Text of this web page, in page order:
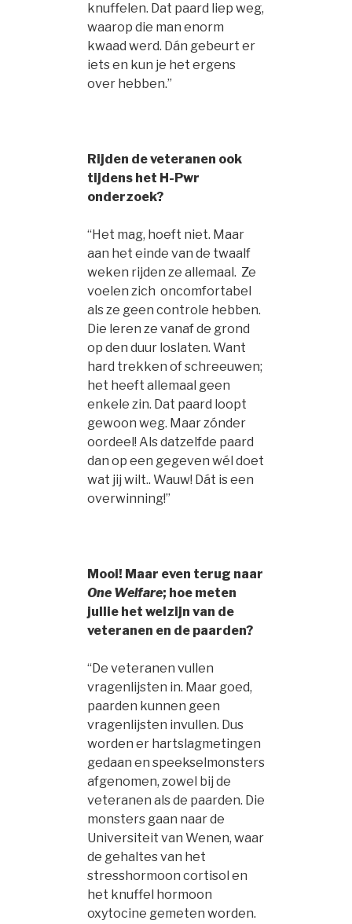
knuffelen. Dat paard liep weg,
waarop die man enorm
kwaad werd. Dán gebeurt er
iets en kun je het ergens
over hebben.”
Rijden de veteranen ook
tijdens het H-Pwr
onderzoek?
“Het mag, hoeft niet. Maar
aan het einde van de twaalf
weken rijden ze allemaal. Ze
voelen zich oncomfortabel
als ze geen controle hebben.
Die leren ze vanaf de grond
op den duur loslaten. Want
hard trekken of schreeuwen;
het heeft allemaal geen
enkele zin. Dat paard loopt
gewoon weg. Maar zónder
oordeel! Als datzelfde paard
dan op een gegeven wél doet
wat jij wilt.. Wauw! Dát is een
overwinning!”
Mooi! Maar even terug naar
One Welfare; hoe meten
jullie het welzijn van de
veteranen en de paarden?
“De veteranen vullen
vragenlijsten in. Maar goed,
paarden kunnen geen
vragenlijsten invullen. Dus
worden er hartslagmetingen
gedaan en speekselmonsters
afgenomen, zowel bij de
veteranen als de paarden. Die
monsters gaan naar de
Universiteit van Wenen, waar
de gehaltes van het
stresshormoon cortisol en
het knuffel hormoon
oxytocine gemeten worden.